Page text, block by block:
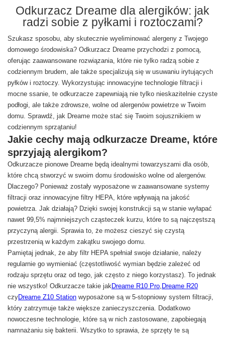
Odkurzacz Dreame dla alergików: jak
radzi sobie z pyłkami i roztoczami?
Szukasz sposobu, aby skutecznie wyeliminować alergeny z Twojego
domowego środowiska? Odkurzacz Dreame przychodzi z pomocą,
oferując zaawansowane rozwiązania, które nie tylko radzą sobie z
codziennym brudem, ale także specjalizują się w usuwaniu irytujących
pyłków i roztoczy. Wykorzystując innowacyjne technologie filtracji i
mocne ssanie, te odkurzacze zapewniają nie tylko nieskazitelnie czyste
podłogi, ale także zdrowsze, wolne od alergenów powietrze w Twoim
domu. Sprawdź, jak Dreame może stać się Twoim sojusznikiem w
codziennym sprzątaniu!
Jakie cechy mają odkurzacze Dreame, które
sprzyjają alergikom?
Odkurzacze pionowe Dreame będą idealnymi towarzyszami dla osób,
które chcą stworzyć w swoim domu środowisko wolne od alergenów.
Dlaczego? Ponieważ zostały wyposażone w zaawansowane systemy
filtracji oraz innowacyjne filtry HEPA, które wpływają na jakość
powietrza. Jak działają? Dzięki swojej konstrukcji są w stanie wyłapać
nawet 99,5% najmniejszych cząsteczek kurzu, które to są najczęstszą
przyczyną alergii. Sprawia to, że możesz cieszyć się czystą
przestrzenią w każdym zakątku swojego domu.
Pamiętaj jednak, że aby filtr HEPA spełniał swoje działanie, należy
regularnie go wymieniać (częstotliwość wymian będzie zależeć od
rodzaju sprzętu oraz od tego, jak często z niego korzystasz). To jednak
nie wszystko! Odkurzacze takie jakDreame R10 Pro, Dreame R20
czyDreame Z10 Station wyposażone są w 5-stopniowy system filtracji,
który zatrzymuje także większe zanieczyszczenia. Dodatkowo
nowoczesne technologie, które są w nich zastosowane, zapobiegają
namnażaniu się bakterii. Wszytko to sprawia, że sprzęty te są